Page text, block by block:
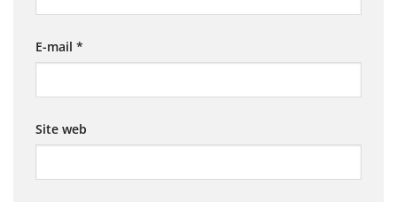
E-mail *
Site web